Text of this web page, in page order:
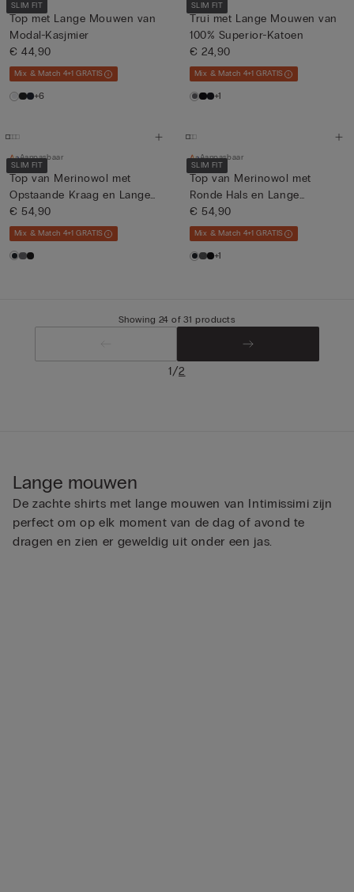
SLIM FIT
Top met Lange Mouwen van
Modal-Kasjmier
€ 44,90
Mix & Match 4+1 GRATIS
+6
SLIM FIT
Trui met Lange Mouwen van
100% Superior-Katoen
€ 24,90
Mix & Match 4+1 GRATIS
+1
SLIM FIT
Aanpasbaar
Top van Merinowol met
Opstaande Kraag en Lange
Mou...
€ 54,90
Mix & Match 4+1 GRATIS
SLIM FIT
Aanpasbaar
Top van Merinowol met
Ronde Hals en Lange
Mouwen
€ 54,90
Mix & Match 4+1 GRATIS
+1
Showing 24 of 31 products
1/2
Lange mouwen
De zachte shirts met lange mouwen van Intimissimi zijn
perfect om op elk moment van de dag of avond te
dragen en zien er geweldig uit onder een jas.